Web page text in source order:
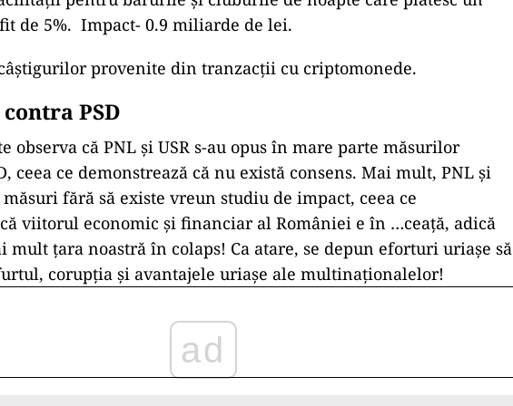
de 5%. Impact- 0.9 miliarde de lei.
provenite din tranzacții cu criptomonede.
contra PSD
observa că PNL și USR s-au opus în mare parte măsurilor
ceea ce demonstrează că nu există consens. Mai mult, PNL și
măsuri fără să existe vreun studiu de impact, ceea ce
viitorul economic și financiar al României e în …ceață, adică
mult țara noastră în colaps! Ca atare, se depun eforturi uriașe să
corupția și avantajele uriașe ale multinaționalelor!
ad